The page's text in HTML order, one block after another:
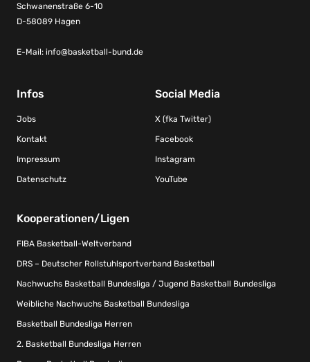
Schwanenstraße 6-10
D-58089 Hagen
E-Mail: info@basketball-bund.de
Infos
Jobs
Kontakt
Impressum
Datenschutz
Social Media
X (fka Twitter)
Facebook
Instagram
YouTube
Kooperationen/Ligen
FIBA Basketball-Weltverband
DRS – Deutscher Rollstuhlsportverband Basketball
Nachwuchs Basketball Bundesliga / Jugend Basketball Bundesliga
Weibliche Nachwuchs Basketball Bundesliga
Basketball Bundesliga Herren
2. Basketball Bundesliga Herren